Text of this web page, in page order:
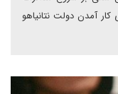
آمدن دولت نتانیاهو